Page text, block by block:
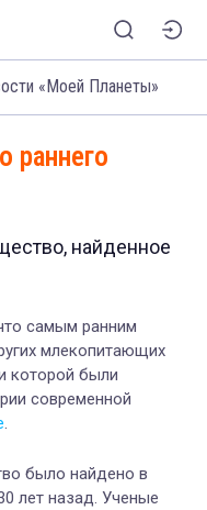
«Моей Планеты»
раннего
найденное
самым ранним
млекопитающих
которой были
современной
.
было найдено в
лет назад. Ученые